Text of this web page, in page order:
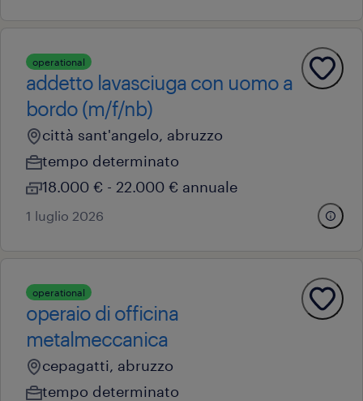
operational
addetto lavasciuga con uomo a
bordo (m/f/nb)
città sant'angelo, abruzzo
tempo determinato
18.000 € - 22.000 € annuale
1 luglio 2026
operational
operaio di officina
metalmeccanica
cepagatti, abruzzo
tempo determinato